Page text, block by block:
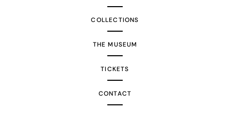
COLLECTIONS
THE MUSEUM
TICKETS
CONTACT